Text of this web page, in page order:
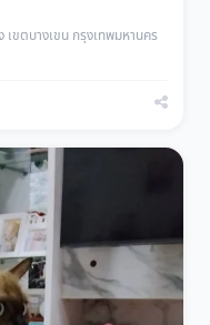
ขตบางเขน กรุงเทพมหานคร